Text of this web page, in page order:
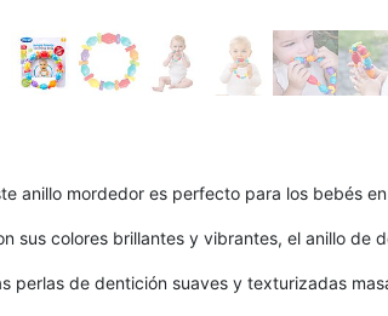
anillo mordedor es perfecto para los bebés
sus colores brillantes y vibrantes, el anillo de
perlas de dentición suaves y texturizadas